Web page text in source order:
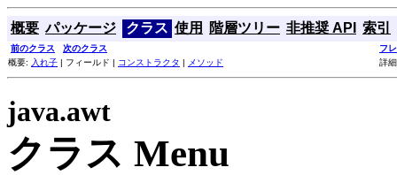
概要 パッケージ クラス 使用 階層ツリー 非推奨 API 索引
前のクラス 次のクラス
フ
概要: 入れ子 | フィールド | コンストラクタ | メソッド 詳
java.awt
クラス Menu